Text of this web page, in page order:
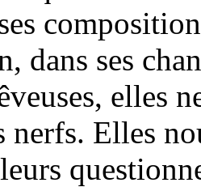
dans ses
elles
nerfs. Elles